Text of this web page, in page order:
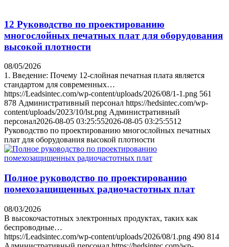
12 Руководство по проектированию
многослойных печатных плат для оборудования
высокой плотности
08/05/2026
1. Введение: Почему 12-слойная печатная плата является
стандартом для современных…
https://Leadsintec.com/wp-content/uploads/2026/08/1-1.png 561
878 Административный персонал https://hedsintec.com/wp-
content/uploads/2023/10/lst.png Административный
персонал2026-08-05 03:25:552026-08-05 03:25:5512
Руководство по проектированию многослойных печатных
плат для оборудования высокой плотности
Полное руководство по проектированию
помехозащищенных радиочастотных плат
08/03/2026
В высокочастотных электронных продуктах, таких как
беспроводные…
https://Leadsintec.com/wp-content/uploads/2026/08/1.png 490 814